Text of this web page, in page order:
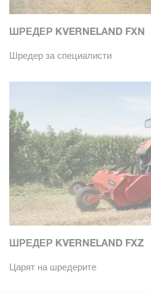
ШРЕДЕР KVERNELAND FXN
Шредер за специалисти
ШРЕДЕР KVERNELAND FXZ
Царят на шредерите